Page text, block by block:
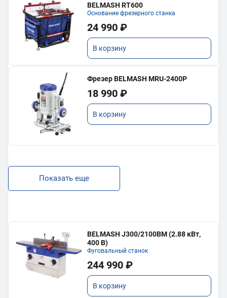
BELMASH RT600
Основание фрезерного станка
24 990 ₽
В корзину
Фрезер BELMASH MRU-2400P
18 990 ₽
В корзину
Показать еще
BELMASH J300/2100ВМ (2.88 кВт,
400 В)
Фуговальный станок
244 990 ₽
В корзину